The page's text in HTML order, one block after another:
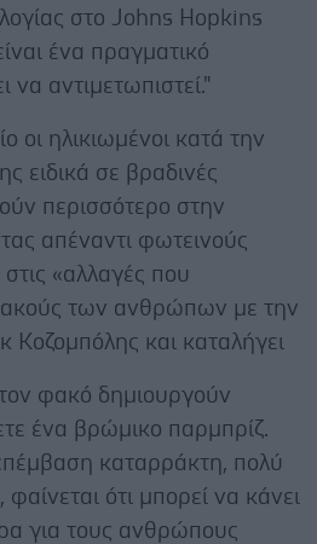
στο Johns Hopkins
ένα πραγματικό
αντιμετωπιστεί."
οι ηλικιωμένοι κατά την
ειδικά σε βραδινές
περισσότερο στην
απέναντι φωτεινούς
στις «αλλαγές που
των ανθρώπων με την
Κοζομπόλης και καταλήγει
φακό δημιουργούν
ένα βρώμικο παρμπρίζ.
καταρράκτη, πολύ
ότι μπορεί να κάνει
για τους ανθρώπους